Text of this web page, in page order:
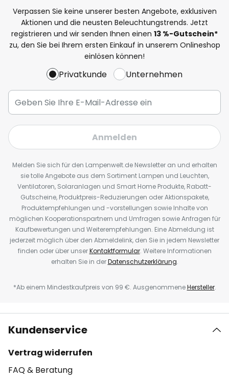
Verpassen Sie keine unserer besten Angebote, exklusiven
Aktionen und die neusten Beleuchtungstrends. Jetzt
registrieren und wir senden Ihnen einen 13 %-Gutschein*
zu, den Sie bei Ihrem ersten Einkauf in unserem Onlineshop
einlösen können!
Privatkunde Unternehmen
Anmelden
Melden Sie sich für den Lampenwelt.de Newsletter an und erhalten
sie tolle Angebote aus dem Sortiment Lampen und Leuchten,
Ventilatoren, Solaranlagen und Smart Home Produkte, Rabatt-
Gutscheine, Produktpreis-Reduzierungen oder Aktionspakete,
Produktempfehlungen und -vorstellungen sowie Inhalte von
möglichen Kooperationspartnern und Umfragen sowie Anfragen für
Kaufbewertungen und Weiterempfehlungen. Eine Abmeldung ist
jederzeit möglich über den Abmeldelink, den Sie in jedem Newsletter
finden oder über unserKontaktformular. Weitere Informationen
erhalten Sie in derDatenschutzerklärung.
*Ab einem Mindestkaufpreis von 99 €. AusgenommeneHersteller.
Kundenservice
Vertrag widerrufen
FAQ & Beratung